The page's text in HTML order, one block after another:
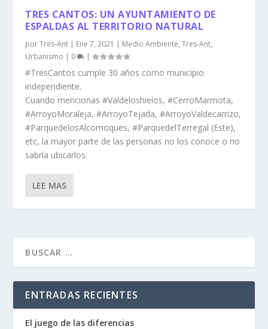
TRES CANTOS: UN AYUNTAMIENTO DE
ESPALDAS AL TERRITORIO NATURAL
porTres-Ant | Ene 7, 2021 | Medio Ambiente,Tres-Ant,
Urbanismo | 0 |
#TresCantos cumple 30 años como municipio
independiente.
Cuando mencionas #Valdeloshielos, #CerroMarmota,
#ArroyoMoraleja, #ArroyoTejada, #ArroyoValdecarrizo,
#ParquedelosAlcornoques, #ParquedelTerregal (Este),
etc, la mayor parte de las personas no los conoce o no
sabría ubicarlos.
LEE MAS
ENTRADAS RECIENTES
El juego de las diferencias